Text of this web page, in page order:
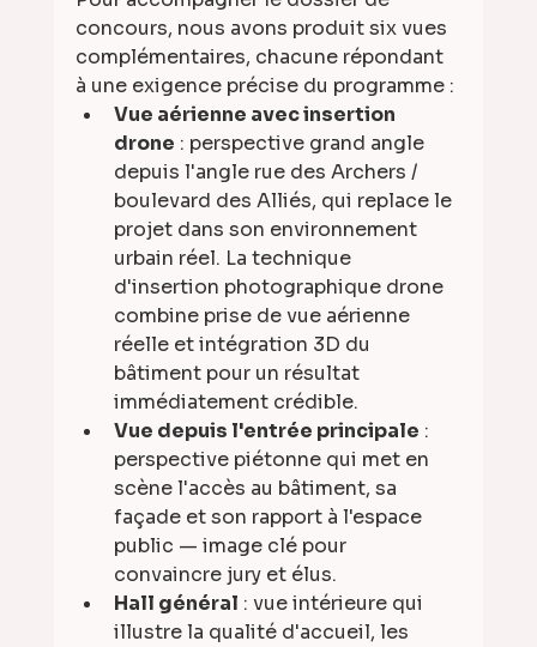
concours, nous avons produit six vues
complémentaires, chacune répondant
à une exigence précise du programme :
Vue aérienne avec insertion
drone : perspective grand angle
depuis l'angle rue des Archers /
boulevard des Alliés, qui replace le
projet dans son environnement
urbain réel. La technique
d'insertion photographique drone
combine prise de vue aérienne
réelle et intégration 3D du
bâtiment pour un résultat
immédiatement crédible.
Vue depuis l'entrée principale :
perspective piétonne qui met en
scène l'accès au bâtiment, sa
façade et son rapport à l'espace
public — image clé pour
convaincre jury et élus.
Hall général : vue intérieure qui
illustre la qualité d'accueil, les